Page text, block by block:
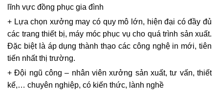
lĩnh vực đồng phục gia đình
+ Lựa chọn xưởng may có quy mô lớn, hiện đại có đầy đủ
các trang thiết bị, máy móc phục vụ cho quá trình sản xuất.
Đặc biệt là áp dụng thành thạo các công nghệ in mới, tiên
tiến nhất thị trường.
+ Đội ngũ công – nhân viên xưởng sản xuất, tư vấn, thiết
kế,… chuyên nghiệp, có kiến thức, lành nghề